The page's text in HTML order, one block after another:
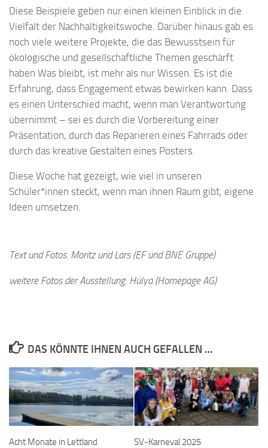
Diese Beispiele geben nur einen kleinen Einblick in die
Vielfalt der Nachhaltigkeitswoche. Darüber hinaus gab es
noch viele weitere Projekte, die das Bewusstsein für
ökologische und gesellschaftliche Themen geschärft
haben Was bleibt, ist mehr als nur Wissen. Es ist die
Erfahrung, dass Engagement etwas bewirken kann. Dass
es einen Unterschied macht, wenn man Verantwortung
übernimmt – sei es durch die Vorbereitung einer
Präsentation, durch das Reparieren eines Fahrrads oder
durch das kreative Gestalten eines Posters.
Diese Woche hat gezeigt, wie viel in unseren
Schüler*innen steckt, wenn man ihnen Raum gibt, eigene
Ideen umsetzen.
Text und Fotos: Moritz und Lars (EF und BNE Gruppe)
weitere Fotos der Ausstellung: Hülya (Homepage AG)
DAS KÖNNTE IHNEN AUCH GEFALLEN …
Acht Monate in Lettland SV-Karneval 2025